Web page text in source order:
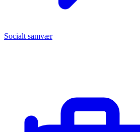
Socialt samvær